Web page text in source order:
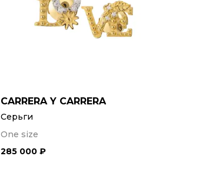
CARRERA Y CARRERA
Серьги
One size
285 000 ₽